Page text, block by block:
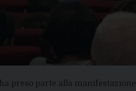
preso parte alla manifestazione